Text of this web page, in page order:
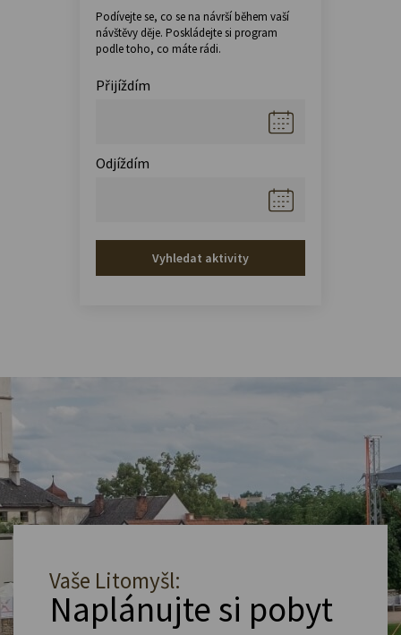
Podívejte se, co se na návrší během vaší
návštěvy děje. Poskládejte si program
podle toho, co máte rádi.
Přijíždím
Odjíždím
Vyhledat aktivity
Vaše Litomyšl:
Naplánujte si pobyt